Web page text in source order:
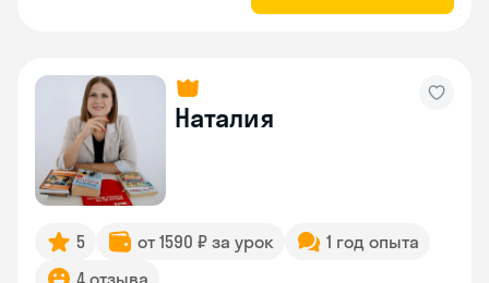
Наталия
5 от 1590 ₽ за урок
1 год опыта
4 отзыва